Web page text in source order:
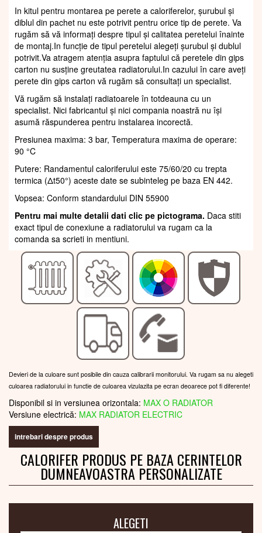
In kitul pentru montarea pe perete a caloriferelor, șurubul și
diblul din pachet nu este potrivit pentru orice tip de perete. Va
rugăm să vă informați despre tipul și calitatea peretelui înainte
de montaj.In funcție de tipul peretelui alegeți șurubul și dublul
potrivit.Va atragem atenția asupra faptului că peretele din gips
carton nu susține greutatea radiatorului.In cazului în care aveți
perete din gips carton vă rugăm să consultați un specialist.
Vă rugăm să instalați radiatoarele în totdeauna cu un
specialist. Nici fabricantul și nici compania noastră nu își
asumă răspunderea pentru instalarea incorectă.
Presiunea maxima: 3 bar, Temperatura maxima de operare:
90 °C
Putere: Randamentul caloriferului este 75/60/20 cu trepta
termica (Δt50°) aceste date se subinteleg pe baza EN 442.
Vopsea: Conform standardului DIN 55900
Pentru mai multe detalii dati clic pe pictograma. Daca stiti
exact tipul de conexiune a radiatorului va rugam ca la
comanda sa scrieti in mentiuni.
Devieri de la culoare sunt posibile din cauza calibrarii monitorului. Va rugam sa nu alegeti
culoarea radiatorului in functie de culoarea vizulazita pe ecran deoarece pot fi diferente!
Disponibil si in versiunea orizontala: MAX O RADIATOR
Versiune electrică: MAX RADIATOR ELECTRIC
intrebari despre produs
CALORIFER PRODUS PE BAZA CERINTELOR
DUMNEAVOASTRA PERSONALIZATE
ALEGETI